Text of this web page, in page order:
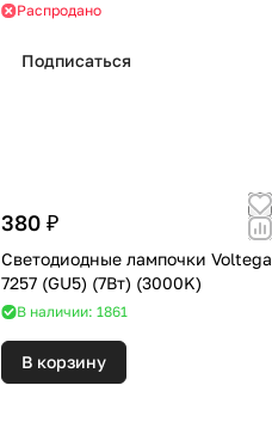
Распродано
Подписаться
380 ₽
Светодиодные лампочки Voltega
7257 (GU5) (7Вт) (3000K)
В наличии: 1861
В корзину